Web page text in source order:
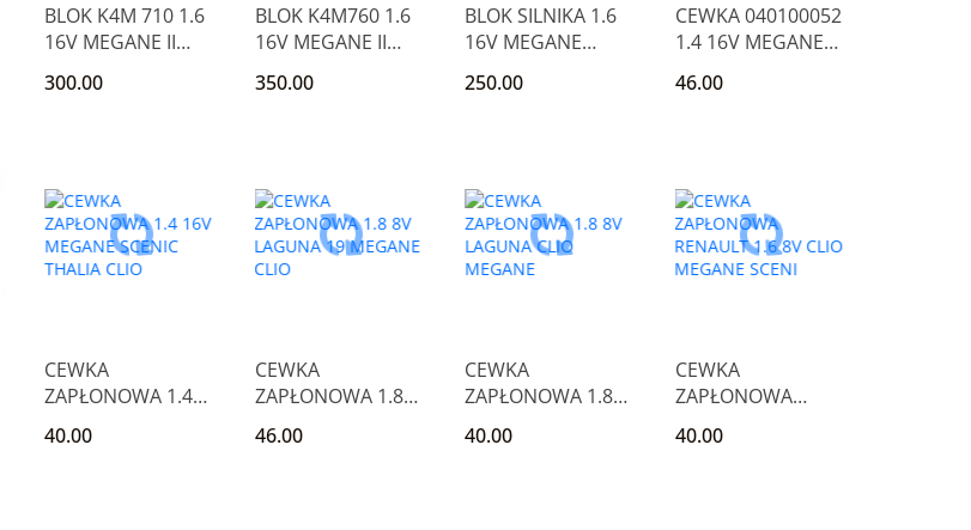
BLOK K4M 710 1.6
16V MEGANE II
300.00
BLOK K4M760 1.6
16V MEGANE II
2
350.00
BLOK SILNIKA 1.6
16V MEGANE
THALIA
250.00
CEWKA 040100052
1.4 16V MEGANE
MODUS
46.00
CEWKA
ZAPŁONOWA 1.4
16V MEGANE
SCENIC THALIA
40.00
CEWKA
ZAPŁONOWA 1.8
8V LAGUNA 19
MEGANE CLIO
46.00
CEWKA
ZAPŁONOWA 1.8
8V LAGUNA CLIO
MEGANE
40.00
CEWKA
ZAPŁONOWA
RENAULT 1.6 8V
CLIO MEGANE
40.00